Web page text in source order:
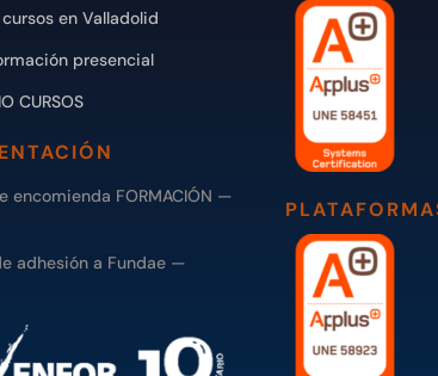
en Valladolid
presencial
CURSOS
encomienda FORMACIÓN —
adhesión a Fundae —